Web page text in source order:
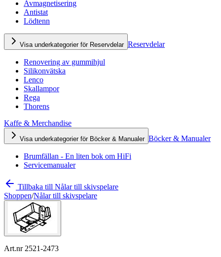
Avmagnetisering
Antistat
Lödtenn
Visa underkategorier för Reservdelar Reservdelar
Renovering av gummihjul
Silikonvätska
Lenco
Skallampor
Rega
Thorens
Kaffe & Merchandise
Visa underkategorier för Böcker & Manualer Böcker & Manualer
Brumfällan - En liten bok om HiFi
Servicemanualer
Tillbaka till Nålar till skivspelare
Shoppen/Nålar till skivspelare
Art.nr 2521-2473